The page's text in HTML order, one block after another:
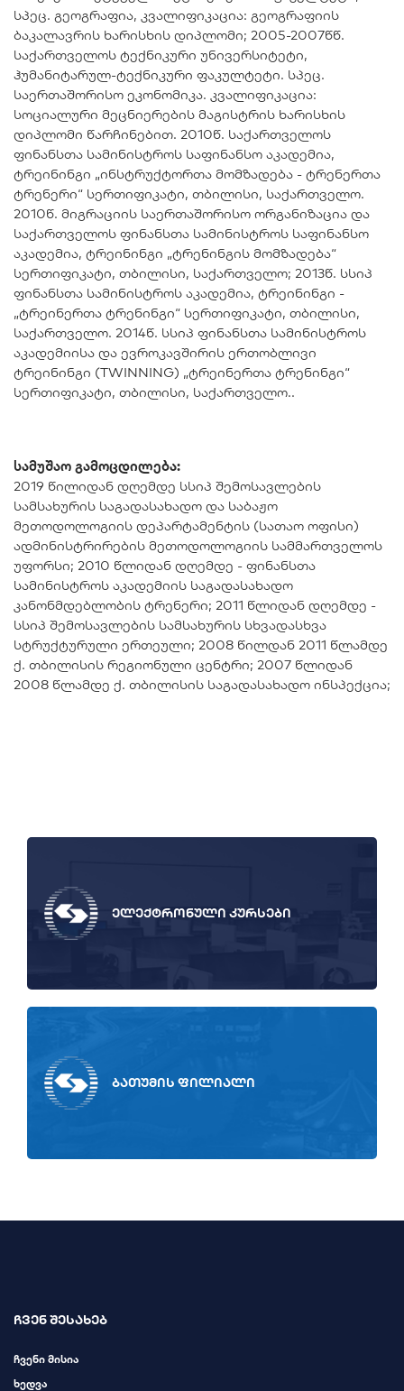
სპეც. გეოგრაფია, კვალიფიკაცია: გეოგრაფიის
ბაკალავრის ხარისხის დიპლომი; 2005-2007წწ.
საქართველოს ტექნიკური უნივერსიტეტი,
ჰუმანიტარულ-ტექნიკური ფაკულტეტი. სპეც.
საერთაშორისო ეკონომიკა. კვალიფიკაცია:
სოციალური მეცნიერების მაგისტრის ხარისხის
დიპლომი წარჩინებით. 2010წ. საქართველოს
ფინანსთა სამინისტროს საფინანსო აკადემია,
ტრეინინგი „ინსტრუქტორთა მომზადება - ტრენერთა
ტრენერი“ სერთიფიკატი, თბილისი, საქართველო.
2010წ. მიგრაციის საერთაშორისო ორგანიზაცია და
საქართველოს ფინანსთა სამინისტროს საფინანსო
აკადემია, ტრეინინგი „ტრენინგის მომზადება“
სერთიფიკატი, თბილისი, საქართველო; 2013წ. სსიპ
ფინანსთა სამინისტროს აკადემია, ტრეინინგი -
„ტრეინერთა ტრენინგი“ სერთიფიკატი, თბილისი,
საქართველო. 2014წ. სსიპ ფინანსთა სამინისტროს
აკადემიისა და ევროკავშირის ერთობლივი
ტრეინინგი (TWINNING) „ტრეინერთა ტრენინგი“
სერთიფიკატი, თბილისი, საქართველო..
სამუშაო გამოცდილება:
2019 წილიდან დღემდე სსიპ შემოსავლების
სამსახურის საგადასახადო და საბაჟო
მეთოდოლოგიის დეპარტამენტის (სათაო ოფისი)
ადმინისტრირების მეთოდოლოგიის სამმართველოს
უფორსი; 2010 წლიდან დღემდე - ფინანსთა
სამინისტროს აკადემიის საგადასახადო
კანონმდებლობის ტრენერი; 2011 წლიდან დღემდე -
სსიპ შემოსავლების სამსახურის სხვადასხვა
სტრუქტურული ერთეული; 2008 წილდან 2011 წლამდე
ქ. თბილისის რეგიონული ცენტრი; 2007 წლიდან
2008 წლამდე ქ. თბილისის საგადასახადო ინსპექცია;
ელექტრონული კურსები
ბათუმის ფილიალი
ჩვენ შესახებ
ჩვენი მისია
ხედვა